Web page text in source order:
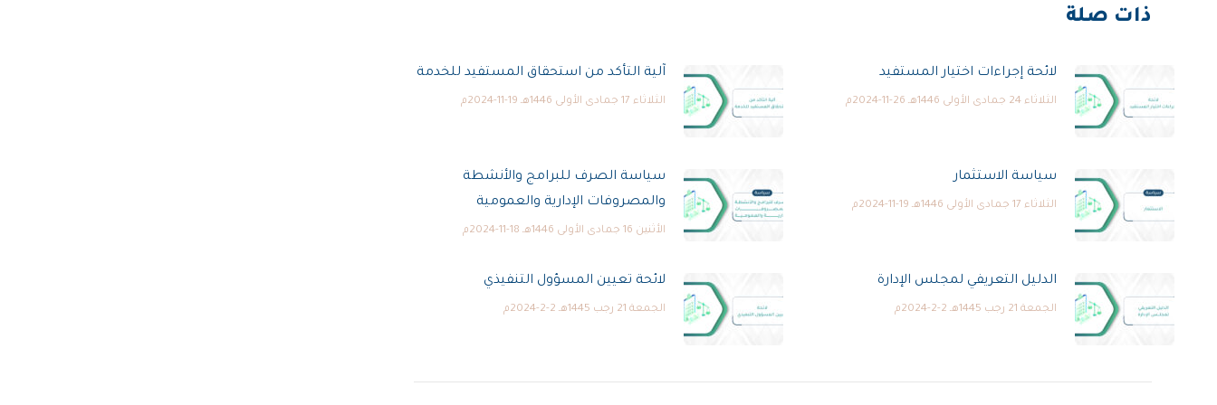
ذات صلة
لائحة إجراءات اختيار المستفيد
الثلاثاء 24 جمادى الأولى 1446هـ 26-11-2024م
آلية التأكد من استحقاق المستفيد للخدمة
الثلاثاء 17 جمادى الأولى 1446هـ 19-11-2024م
سياسة الاستثمار
الثلاثاء 17 جمادى الأولى 1446هـ 19-11-2024م
سياسة الصرف للبرامج والأنشطة
والمصروفات الإدارية والعمومية
الأثنين 16 جمادى الأولى 1446هـ 18-11-2024م
الدليل التعريفي لمجلس الإدارة
الجمعة 21 رجب 1445هـ 2-2-2024م
لائحة تعيين المسؤول التنفيذي
الجمعة 21 رجب 1445هـ 2-2-2024م